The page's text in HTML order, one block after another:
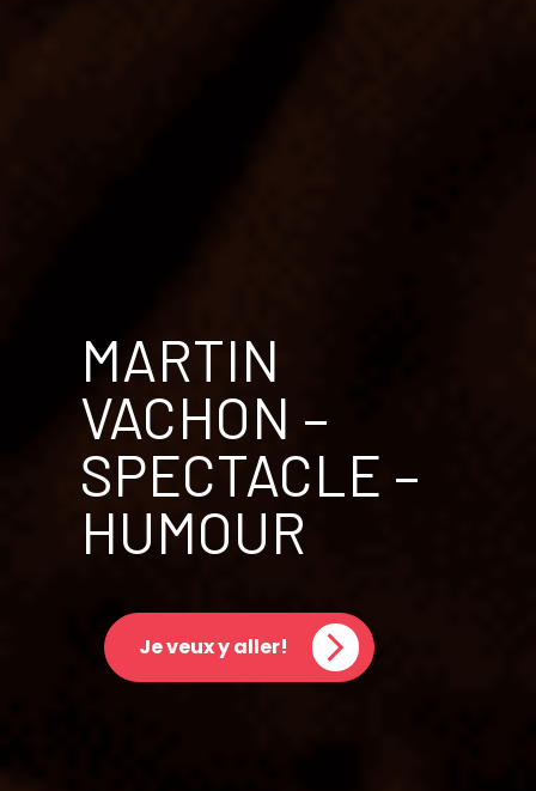
MARTIN
VACHON –
SPECTACLE –
HUMOUR
Je veux y aller!